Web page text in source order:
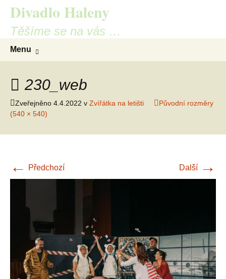
obsahu
Divadlo Haleny
Těšíme se na vás …
Menu
230_web
Zveřejněno 4.4.2022 v Zvířátka na letišti
Původní rozměry
(540 × 540)
← Předchozí Další →